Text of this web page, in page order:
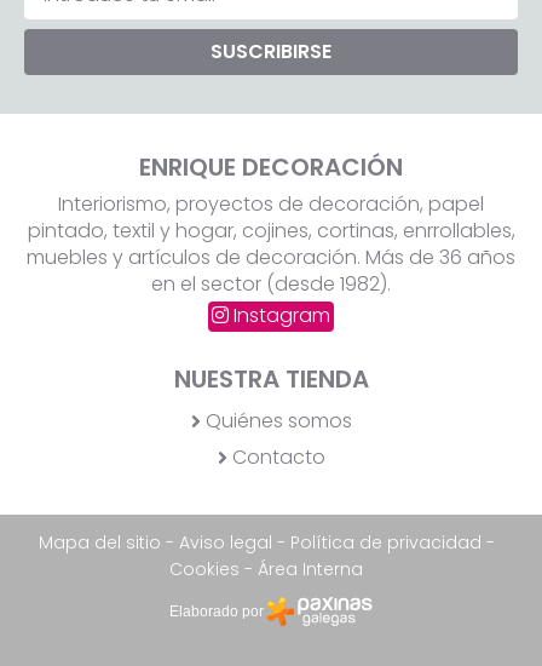
SUSCRIBIRSE
ENRIQUE DECORACIÓN
Interiorismo, proyectos de decoración, papel
pintado, textil y hogar, cojines, cortinas, enrrollables,
muebles y artículos de decoración. Más de 36 años
en el sector (desde 1982).
Instagram
NUESTRA TIENDA
Quiénes somos
Contacto
Mapa del sitio - Aviso legal - Política de privacidad -
Cookies - Área Interna
Elaborado por